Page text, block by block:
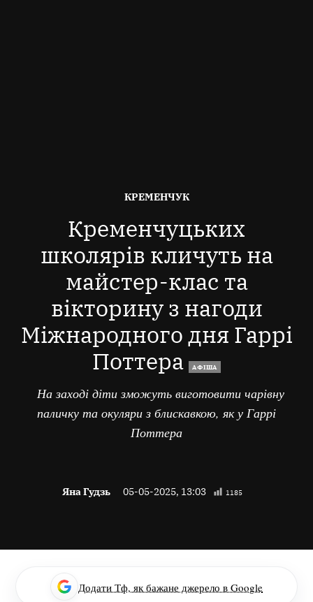
ОПУБЛІКОВАНО
КРЕМЕНЧУК
Кременчуцьких
школярів кличуть на
майстер-клас та
вікторину з нагоди
Міжнародного дня Гаррі
Поттера АФІША
На заході діти зможуть виготовити чарівну
паличку та окуляри з блискавкою, як у Гаррі
Поттера
Яна Гудзь 05-05-2025, 13:03 1185
Додати Тф, як бажане джерело в Google